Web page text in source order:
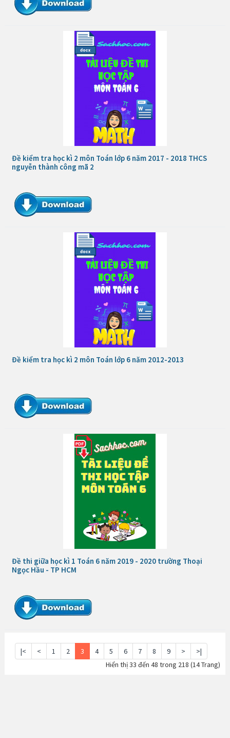
Đề kiểm tra học kì 2 môn Toán lớp 6 năm 2017 - 2018 THCS
nguyễn thành công mã 2
Đề kiểm tra học kì 2 môn Toán lớp 6 năm 2012-2013
Đề thi giữa học kì 1 Toán 6 năm 2019 - 2020 trường Thoại
Ngọc Hầu - TP HCM
|< < 1 2 3 4 5 6 7 8 9 >
>|
Hiển thị 33 đến 48 trong 218 (14 Trang)